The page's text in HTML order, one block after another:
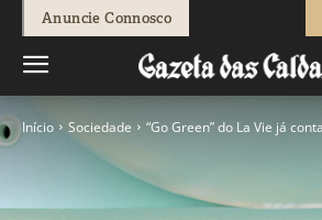
Anuncie Connosco
Início Sociedade “Go Green” do La Vie já